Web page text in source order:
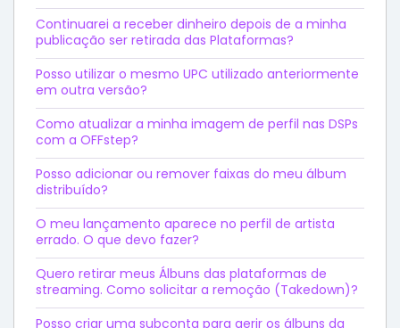
Continuarei a receber dinheiro depois de a minha
publicação ser retirada das Plataformas?
Posso utilizar o mesmo UPC utilizado anteriormente
em outra versão?
Como atualizar a minha imagem de perfil nas DSPs
com a OFFstep?
Posso adicionar ou remover faixas do meu álbum
distribuído?
O meu lançamento aparece no perfil de artista
errado. O que devo fazer?
Quero retirar meus Álbuns das plataformas de
streaming. Como solicitar a remoção (Takedown)?
Posso criar uma subconta para gerir os álbuns da